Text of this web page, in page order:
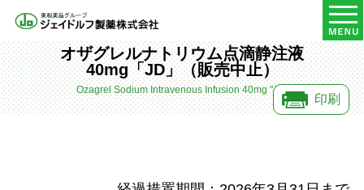
オザグレルナトリウム点滴静注液40mg「JD」（販売中止）
オザグレルナトリウム点滴静注液
40mg「JD」（販売中止）
Ozagrel Sodium Intravenous Infusion 40mg "JD"
印刷